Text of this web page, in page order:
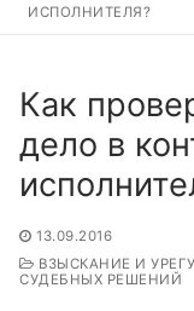
ИСПОЛНИТЕЛЯ?
Как
дело в
13.09.2016
ВЗЫСКАНИЕ И
СУДЕБНЫХ РЕШЕНИЙ